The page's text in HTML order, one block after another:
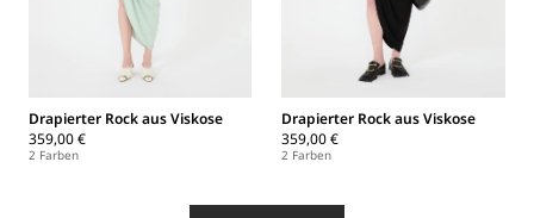
Drapierter Rock aus Viskose
359,00 €
2 Farben
Drapierter Rock aus Viskose
359,00 €
2 Farben